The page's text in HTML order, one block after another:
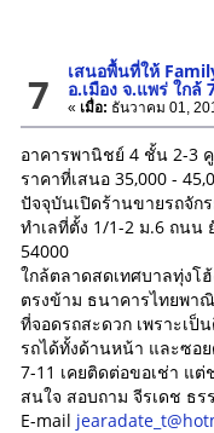
7 เสนอพื้นที่ให้
อ.เมือง จ.แพร่ ใก
« เมื่อ: ธันวาคม 01,
อาคารพานิชย์ 4 ชั้น 2-3
ราคาที่เสนอ 35,000 -
ปัจจุบันเปิดร้านขายรถจัก
ทำเลที่ตั้ง 1/1-2 ม.6 ถนน
54000
ใกล้ตลาดสดเทศบาลทุ่งโ
ตรงข้าม ธนาคารไทยพา
ที่จอดรถสะดวก เพราะเป็
รถได้ทั้งด้านหน้า และซอ
7-11 เคยติดต่อขอเช่า แต่
สนใจ สอบถาม จีรเดช ธร
E-mail